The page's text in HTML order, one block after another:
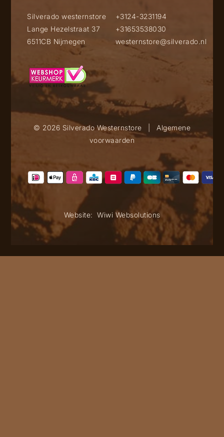
Silverado westernstore
Lange Hezelstraat 37
6511CB Nijmegen
+3124-3231194
+31653538030
westernstore@silverado.nl
© 2026 Silverado Westernstore
Algemene
voorwaarden
Website: Wiwi Websolutions